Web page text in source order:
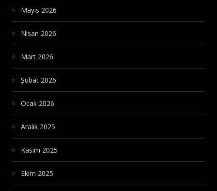
Mayıs 2026
Nisan 2026
Mart 2026
Şubat 2026
Ocak 2026
Aralık 2025
Kasım 2025
Ekim 2025